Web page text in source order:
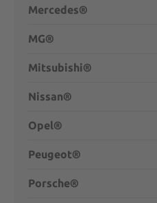
Mercedes®
MG®
Mitsubishi®
Nissan®
Opel®
Peugeot®
Porsche®